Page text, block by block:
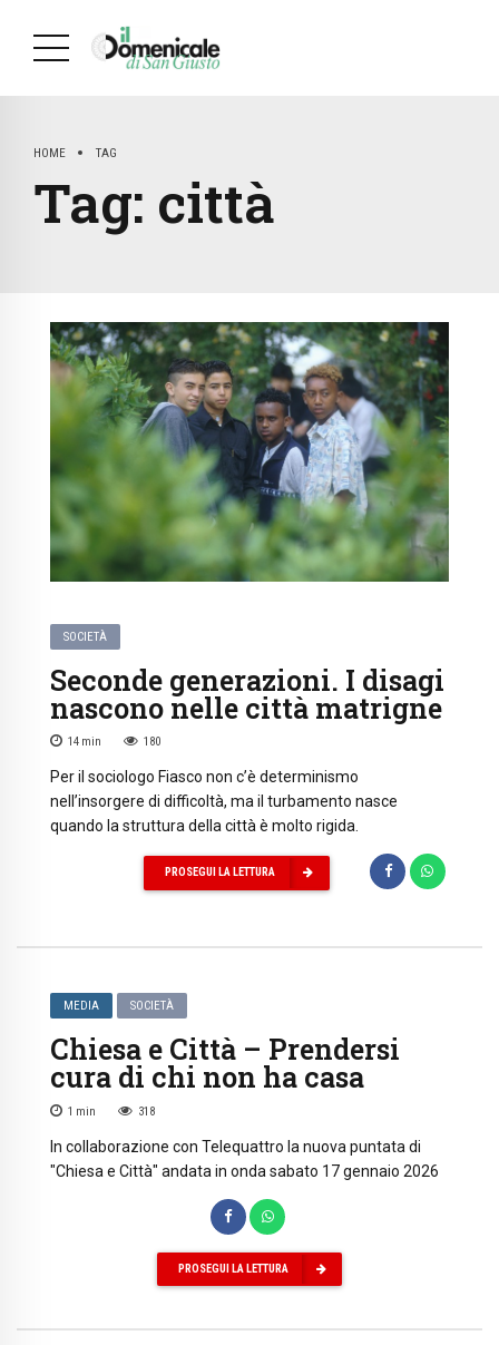
HOME TAG
Tag: città
SOCIETÀ
Seconde generazioni. I disagi
nascono nelle città matrigne
14 min 180
Per il sociologo Fiasco non c’è determinismo
nell’insorgere di difficoltà, ma il turbamento nasce
quando la struttura della città è molto rigida.
PROSEGUI LA LETTURA
MEDIA SOCIETÀ
Chiesa e Città – Prendersi
cura di chi non ha casa
1 min 318
In collaborazione con Telequattro la nuova puntata di
"Chiesa e Città" andata in onda sabato 17 gennaio 2026
PROSEGUI LA LETTURA